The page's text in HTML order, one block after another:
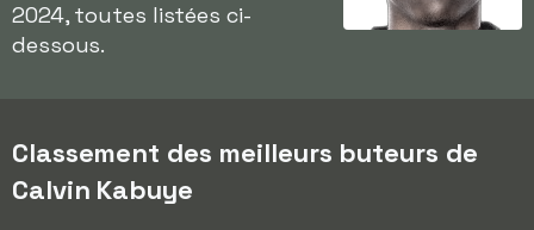
2024, toutes listées ci-
dessous.
Classement des meilleurs buteurs de
Calvin Kabuye